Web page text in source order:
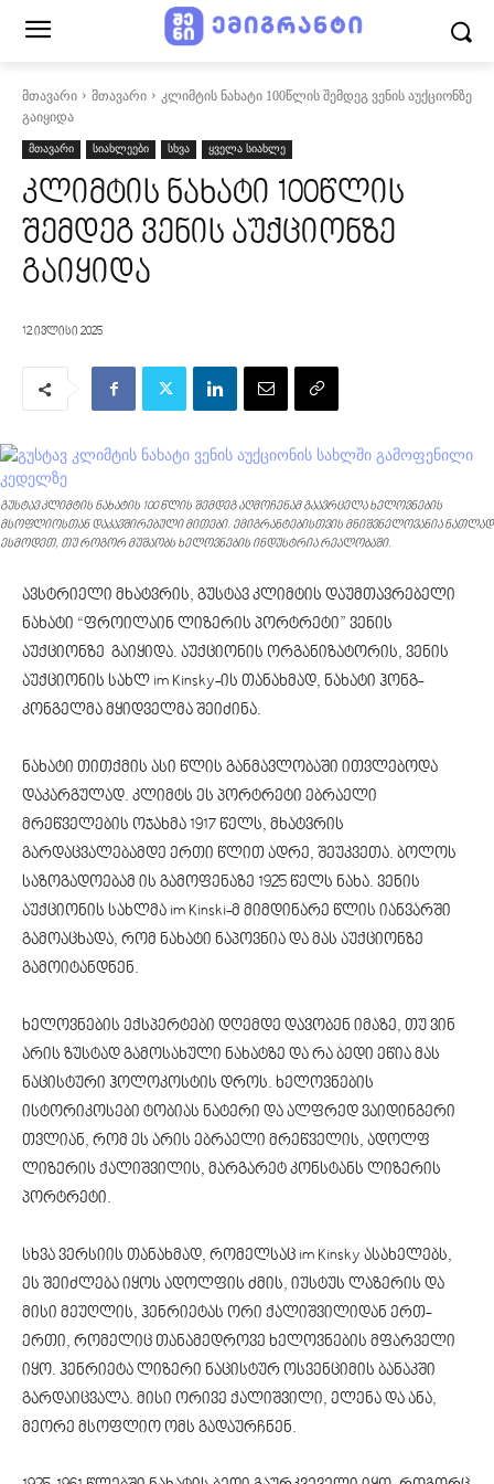
მთავარი მთავარი
კლიმტის ნახატი 100წლის შემდეგ ვენის აუქციონზე
გაიყიდა
მთავარი სიახლეები სხვა ყველა სიახლე
კლიმტის ნახატი 100წლის
შემდეგ ვენის აუქციონზე
გაიყიდა
12 ივლისი 2025
გუსტავ კლიმტის ნახატის 100 წლის შემდეგ აღმოჩენამ გაავრცელა ხელოვნების
მსოფლიოსთან დაკავშირებული მითები. ემიგრანტებისთვის მნიშვნელოვანია ნათლად
ესმოდეთ, თუ როგორ მუშაობს ხელოვნების ინდუსტრია რეალობაში.
ავსტრიელი მხატვრის, გუსტავ კლიმტის დაუმთავრებელი
ნახატი “ფროილაინ ლიზერის პორტრეტი” ვენის
აუქციონზე გაიყიდა. აუქციონის ორგანიზატორის, ვენის
აუქციონის სახლ im Kinsky-ის თანახმად, ნახატი ჰონგ-
კონგელმა მყიდველმა შეიძინა.
ნახატი თითქმის ასი წლის განმავლობაში ითვლებოდა
დაკარგულად. კლიმტს ეს პორტრეტი ებრაელი
მრეწველების ოჯახმა 1917 წელს, მხატვრის
გარდაცვალებამდე ერთი წლით ადრე, შეუკვეთა. ბოლოს
საზოგადოებამ ის გამოფენაზე 1925 წელს ნახა. ვენის
აუქციონის სახლმა im Kinski-მ მიმდინარე წლის იანვარში
გამოაცხადა, რომ ნახატი ნაპოვნია და მას აუქციონზე
გამოიტანდნენ.
ხელოვნების ექსპერტები დღემდე დავობენ იმაზე, თუ ვინ
არის ზუსტად გამოსახული ნახატზე და რა ბედი ეწია მას
ნაცისტური ჰოლოკოსტის დროს. ხელოვნების
ისტორიკოსები ტობიას ნატერი და ალფრედ ვაიდინგერი
თვლიან, რომ ეს არის ებრაელი მრეწველის, ადოლფ
ლიზერის ქალიშვილის, მარგარეტ კონსტანს ლიზერის
პორტრეტი.
სხვა ვერსიის თანახმად, რომელსაც im Kinsky ასახელებს,
ეს შეიძლება იყოს ადოლფის ძმის, იუსტუს ლაზერის და
მისი მეუღლის, ჰენრიეტას ორი ქალიშვილიდან ერთ-
ერთი, რომელიც თანამედროვე ხელოვნების მფარველი
იყო. ჰენრიეტა ლიზერი ნაცისტურ ოსვენციმის ბანაკში
გარდაიცვალა. მისი ორივე ქალიშვილი, ელენა და ანა,
მეორე მსოფლიო ომს გადაურჩნენ.